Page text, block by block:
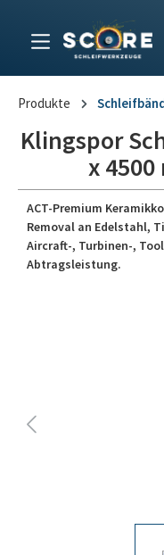
Produkte
Klingspor
x 4500
ACT-Premium
Removal an Edelstahl,
Aircraft-, Turbinen-,
Abtragsleistung.